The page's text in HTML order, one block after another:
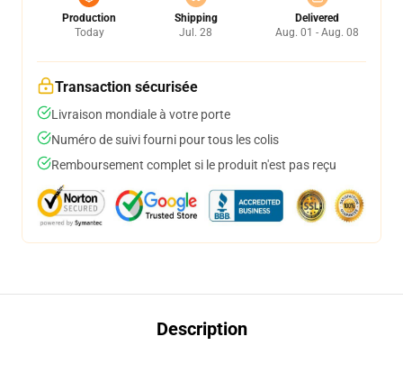
Production
Today
Shipping
Jul. 28
Delivered
Aug. 01 - Aug. 08
Transaction sécurisée
Livraison mondiale à votre porte
Numéro de suivi fourni pour tous les colis
Remboursement complet si le produit n'est pas reçu
Description